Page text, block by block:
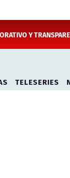
Y
TELESERIES